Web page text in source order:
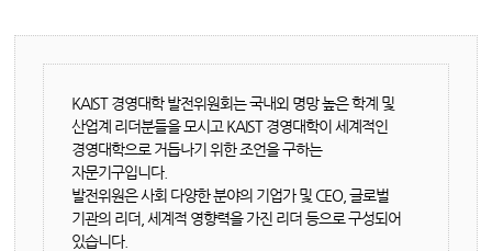
KAIST 경영대학 발전위원회는 국내외 명망 높은 학계 및
산업계 리더분들을 모시고 KAIST 경영대학이 세계적인
경영대학으로 거듭나기 위한 조언을 구하는
자문기구입니다.
발전위원은 사회 다양한 분야의 기업가 및 CEO, 글로벌
기관의 리더, 세계적 영향력을 가진 리더 등으로 구성되어
있습니다.